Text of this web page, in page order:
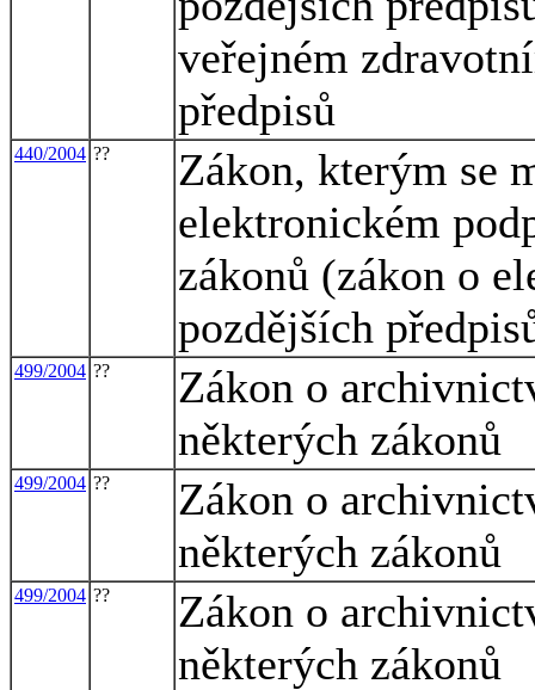
veřejném
předpisů
440/2004 ??
Zákon, kterým se
elektronickém
zákonů (zákon o
pozdějších
499/2004 ??
Zákon o
některých zákonů
499/2004 ??
Zákon o
některých zákonů
499/2004 ??
Zákon o
některých zákonů